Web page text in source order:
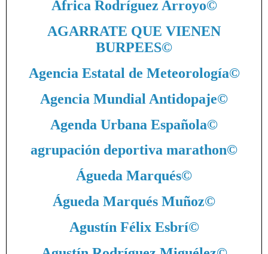
África Rodríguez Arroyo©
AGARRATE QUE VIENEN
BURPEES©
Agencia Estatal de Meteorología©
Agencia Mundial Antidopaje©
Agenda Urbana Española©
agrupación deportiva marathon©
Águeda Marqués©
Águeda Marqués Muñoz©
Agustín Félix Esbrí©